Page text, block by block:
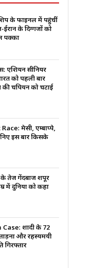
के फाइनल में पहुंचीं
के दिग्गजों को
पक्का
एशियन सीनियर
को पहली बार
की चैंपियन को चटाई
मेसी, एम्बाप्पे,
इस बार किसके
के तेज गेंदबाज शपूर
में दुनिया को कहा
शादी के 72
और रहस्यमयी
गिरफ्तार